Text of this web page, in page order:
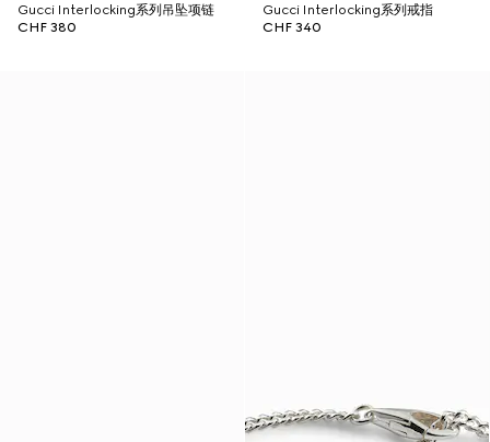
Gucci Interlocking系列吊坠项链
CHF 380
Gucci Interlocking系列戒指
CHF 340